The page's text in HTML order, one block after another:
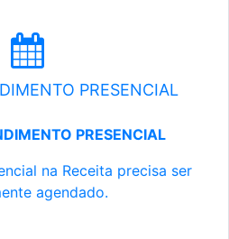
PRESENCIAL
PRESENCIAL
na Receita precisa ser
agendado.